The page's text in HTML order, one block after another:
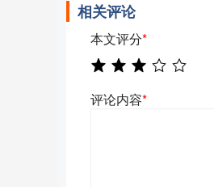
相关评论
本文评分*
评论内容*